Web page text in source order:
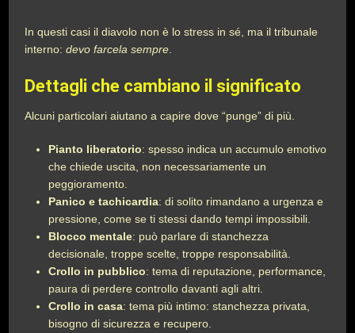
In questi casi il diavolo non è lo stress in sé, ma il tribunale
interno:devo farcela sempre
Dettagli che cambiano il significato
Alcuni particolari aiutano a capire dove “punge” di più.
Pianto liberatorio: spesso indica un accumulo emotivo
che chiede uscita, non necessariamente un
peggioramento.
Panico e tachicardia: di solito rimandano a urgenza e
pressione, come se ti stessi dando tempi impossibili.
Blocco mentale: può parlare di stanchezza
decisionale, troppe scelte, troppe responsabilità.
Crollo in pubblico: tema di reputazione, performance,
paura di perdere controllo davanti agli altri.
Crollo in casa: tema più intimo: stanchezza privata,
bisogno di sicurezza e recupero.